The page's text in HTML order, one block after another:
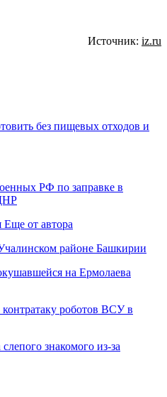
Источник: iz.ru
без пищевых отходов и
РФ по заправке в
Еще от автора
районе Башкирии
на Ермолаева
роботов ВСУ в
знакомого из-за